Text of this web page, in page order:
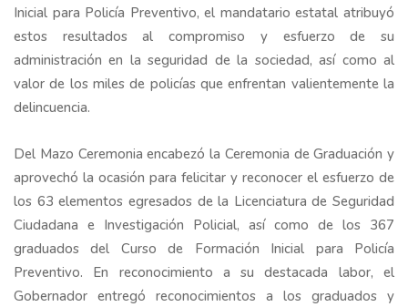
Inicial para Policía Preventivo, el mandatario estatal atribuyó
estos resultados al compromiso y esfuerzo de su
administración en la seguridad de la sociedad, así como al
valor de los miles de policías que enfrentan valientemente la
delincuencia.
Del Mazo Ceremonia encabezó la Ceremonia de Graduación y
aprovechó la ocasión para felicitar y reconocer el esfuerzo de
los 63 elementos egresados de la Licenciatura de Seguridad
Ciudadana e Investigación Policial, así como de los 367
graduados del Curso de Formación Inicial para Policía
Preventivo. En reconocimiento a su destacada labor, el
Gobernador entregó reconocimientos a los graduados y